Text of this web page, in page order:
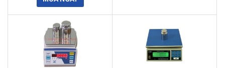
0.1g 0.2g 0.5g 1g
Độ phân
1/30.000